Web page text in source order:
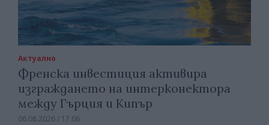
Актуално
Френска инвестиция активира
изграждането на интерконектора
между Гърция и Кипър
06.08.2026 / 17:06